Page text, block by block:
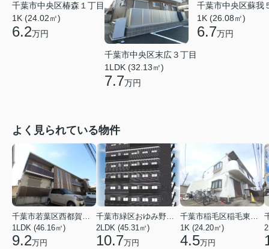
千葉市中央区椿森１丁目
1K (24.02㎡)
6.2万円
千葉市中央区末広３丁目
1LDK (32.13㎡)
7.7万円
千葉市中央区蘇我
1K (26.08㎡)
6.7万円
よく見られている物件
1LDK (46.16㎡)
9.2万円
2LDK (45.31㎡)
10.7万円
1K (24.20㎡)
4.5万円